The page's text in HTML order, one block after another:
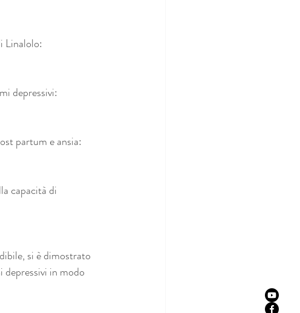
Linalolo:
depressivi:
partum e ansia:
capacità di
si è dimostrato
in modo